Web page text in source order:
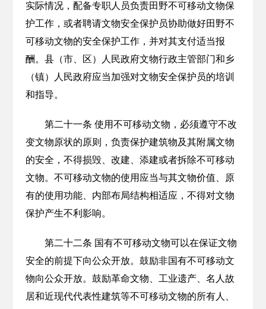
实际情况，配备专职人员负责田野不可移动文物保
护工作，或者聘请文物安全保护员协助做好田野不
可移动文物的安全保护工作，并对其支付适当报
酬。县（市、区）人民政府文物行政主管部门和乡
（镇）人民政府应当加强对文物安全保护员的培训
和指导。
第二十一条 使用不可移动文物，必须遵守不改
变文物原状的原则，负责保护建筑物及其附属文物
的安全，不得损毁、改建、添建或者拆除不可移动
文物。不可移动文物的使用应当与其文物价值、原
有的使用功能、内部布局结构相适应，不得对文物
保护产生不利影响。
第二十二条 国有不可移动文物可以在保证文物
安全的前提下向公众开放。鼓励非国有不可移动文
物向公众开放。鼓励革命文物、工业遗产、名人故
居和近现代代表性建筑等不可移动文物的所有人、